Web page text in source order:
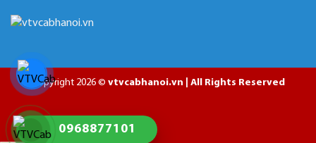
Copyright 2026 © vtvcabhanoi.vn | All Rights Reserved
0968877101